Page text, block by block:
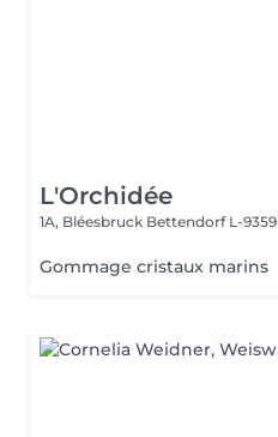
L'Orchidée
1A, Bléesbruck Bettendorf L-9359
Gommage cristaux marins